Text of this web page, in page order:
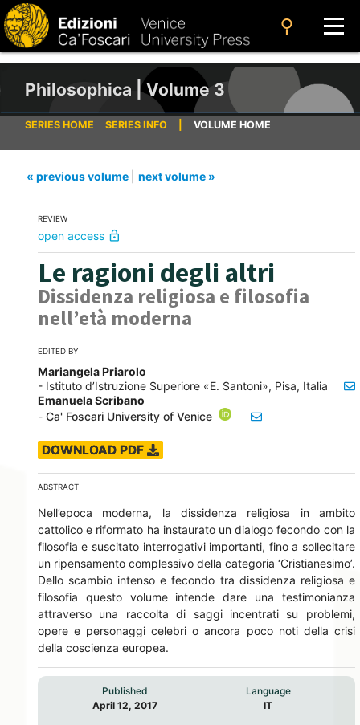
search
Philosophica | Volume 3
SERIES HOME SERIES INFO VOLUME HOME
« previous volume next volume »
REVIEW
open access lock_open
Le ragioni degli altri
Dissidenza religiosa e filosofia
nell’età moderna
EDITED BY
Mariangela Priarolo
- Istituto d’Istruzione Superiore «E. Santoni», Pisa, Italia
Emanuela Scribano
- Ca' Foscari University of Venice
DOWNLOAD PDF
ABSTRACT
Nell’epoca moderna, la dissidenza religiosa in ambito
cattolico e riformato ha instaurato un dialogo fecondo con la
filosofia e suscitato interrogativi importanti, fino a sollecitare
un ripensamento complessivo della categoria ‘Cristianesimo’.
Dello scambio intenso e fecondo tra dissidenza religiosa e
filosofia questo volume intende dare una testimonianza
attraverso una raccolta di saggi incentrati su problemi,
opere e personaggi celebri o ancora poco noti della crisi
della coscienza europea.
Published
April 12, 2017
Language
IT